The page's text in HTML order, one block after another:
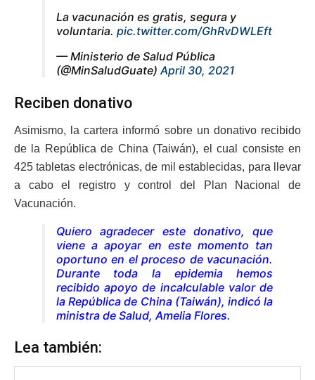
La vacunación es gratis, segura y
voluntaria. pic.twitter.com/GhRvDWLEft
— Ministerio de Salud Pública
(@MinSaludGuate)April 30, 2021
Reciben donativo
Asimismo, la cartera informó sobre un donativo recibido
de la República de China (Taiwán), el cual consiste en
425 tabletas electrónicas, de mil establecidas, para llevar
a cabo el registro y control del Plan Nacional de
Vacunación.
Quiero agradecer este donativo, que
viene a apoyar en este momento tan
oportuno en el proceso de vacunación.
Durante toda la epidemia hemos
recibido apoyo de incalculable valor de
la República de China (Taiwán), indicó la
ministra de Salud, Amelia Flores.
Lea también: